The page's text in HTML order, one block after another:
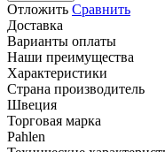
Отложить Сравнить
Доставка
Варианты оплаты
Наши преимущества
Характеристики
Страна производитель
Швеция
Торговая марка
Pahlen